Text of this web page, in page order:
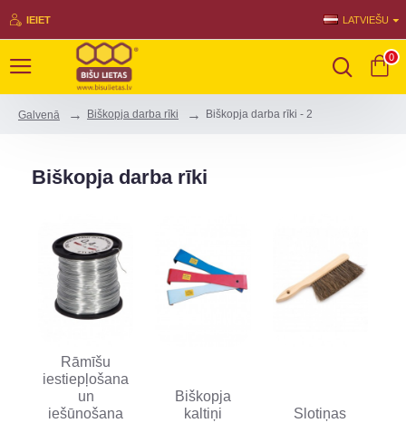
IEIET LATVIEŠU
0
Galvenā Biškopja darba rīki Biškopja darba rīki - 2
Biškopja darba rīki
Rāmīšu
iestiepļošana
un
iešūnošana
Biškopja
kaltiņi
Slotiņas